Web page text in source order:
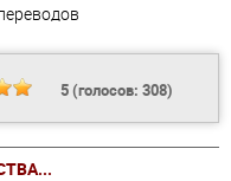
5(голосов: 308)